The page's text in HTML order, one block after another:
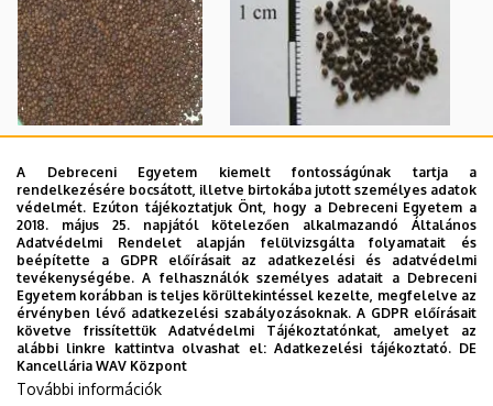
Kedvezőtlen
termőhelyi adottságú
területen is jól
termeszthető, gyors
sarjadó képességű,
magas fehérjetartalmú
takarmányozásra
alkalmas
szarvaskerepfajta
Luteo a Szabolcsi 1 szarvaskerep
fajtánk klónszelekcióval
továbbfejlesztett változata.
Nemesítésének célkitűzése az
üzemi technológiával
betakarítható magtermés
növelése volt, a kiindulási fajta
kedvező zöldhozamának és
A Debreceni Egyetem kiemelt fontosságúnak tartja a
rendelkezésére bocsátott, illetve birtokába jutott személyes adatok
védelmét. Ezúton tájékoztatjuk Önt, hogy a Debreceni Egyetem a
2018. május 25. napjától kötelezően alkalmazandó Általános
Adatvédelmi Rendelet alapján felülvizsgálta folyamatait és
beépítette a GDPR előírásait az adatkezelési és adatvédelmi
tevékenységébe. A felhasználók személyes adatait a Debreceni
Egyetem korábban is teljes körültekintéssel kezelte, megfelelve az
érvényben lévő adatkezelési szabályozásoknak. A GDPR előírásait
követve frissítettük Adatvédelmi Tájékoztatónkat, amelyet az
alábbi linkre kattintva olvashat el:Adatkezelési tájékoztató. DE
Kancellária WAV Központ
További információk